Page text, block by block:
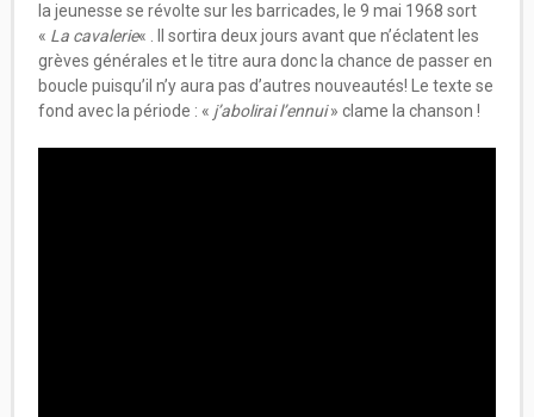
la jeunesse se révolte sur les barricades, le 9 mai 1968 sort
« La cavalerie« . Il sortira deux jours avant que n’éclatent les
grèves générales et le titre aura donc la chance de passer en
boucle puisqu’il n’y aura pas d’autres nouveautés! Le texte se
fond avec la période : « j’abolirai l’ennui» clame la chanson !